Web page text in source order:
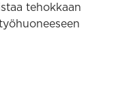
tehokkaan